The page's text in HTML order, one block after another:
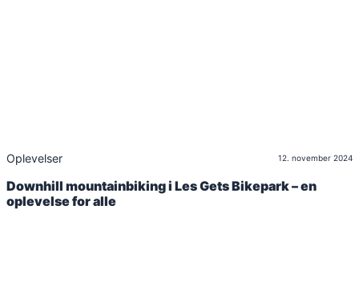
Oplevelser 12. november 2024
Downhill mountainbiking i Les Gets Bikepark – en
oplevelse for alle